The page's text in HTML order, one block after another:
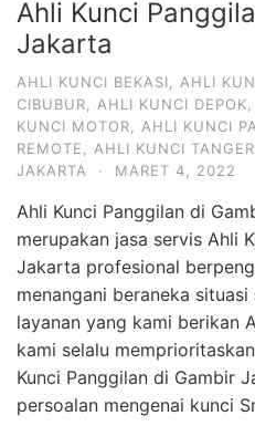
Ahli Kunci
Jakarta
AHLI KUNCI BEKASI AHLI
CIBUBUR
AHLI KUNCI DEPOK
KUNCI MOTOR
AHLI KUNCI
REMOTE
AHLI KUNCI
JAKARTA
· MARET 4, 2022
Ahli Kunci Panggilan di
merupakan jasa servis Ahli
Jakarta profesional
menangani beraneka
layanan yang kami berikan
kami selalu
Kunci Panggilan di Gambir
persoalan mengenai kunci